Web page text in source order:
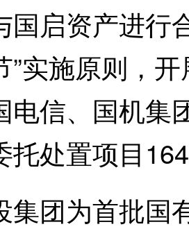
国启资产进行
”实施原则，
电信、国机集
托处置项目
团为首批国